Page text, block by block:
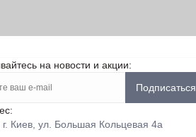
на новости и акции:
Подписаться
г. Киев, ул. Большая Кольцевая 4а